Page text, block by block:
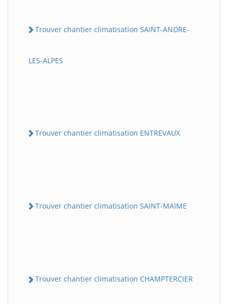
Trouver chantier climatisation SAINT-ANDRE-
LES-ALPES
Trouver chantier climatisation ENTREVAUX
Trouver chantier climatisation SAINT-MAIME
Trouver chantier climatisation CHAMPTERCIER